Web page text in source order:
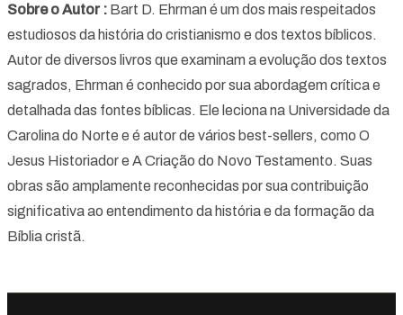
Sobre o Autor : Bart D. Ehrman é um dos mais respeitados
estudiosos da história do cristianismo e dos textos bíblicos.
Autor de diversos livros que examinam a evolução dos textos
sagrados, Ehrman é conhecido por sua abordagem crítica e
detalhada das fontes bíblicas. Ele leciona na Universidade da
Carolina do Norte e é autor de vários best-sellers, como O
Jesus Historiador e A Criação do Novo Testamento. Suas
obras são amplamente reconhecidas por sua contribuição
significativa ao entendimento da história e da formação da
Bíblia cristã.